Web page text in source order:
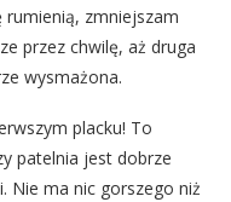
rumienią, zmniejszam
przez chwilę, aż druga
wysmażona.
placku! To
patelnia jest dobrze
Nie ma nic gorszego niż